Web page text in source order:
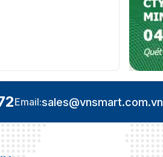
Email:sales@vnsmart.com.vn